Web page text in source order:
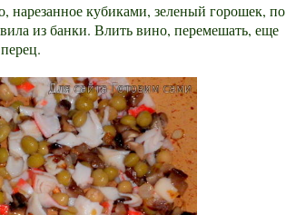
кубиками, зеленый горошек, по
из банки. Влить вино, перемешать, еще